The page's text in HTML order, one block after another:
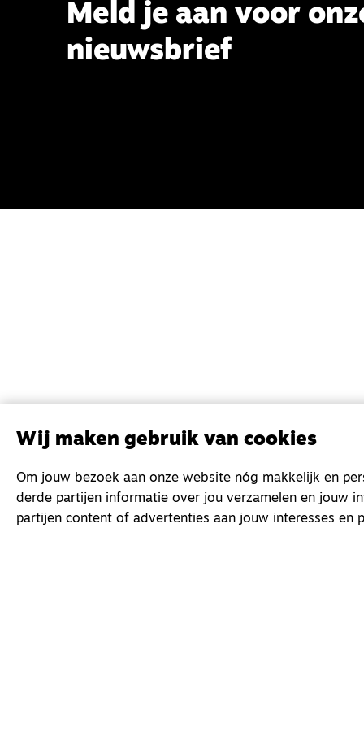
Meld je aan voor
nieuwsbrief
Wij maken gebruik van cookies
Om jouw bezoek aan onze website nóg makkelijk en
derde partijen informatie over jou verzamelen en jouw
partijen content of advertenties aan jouw interesses en